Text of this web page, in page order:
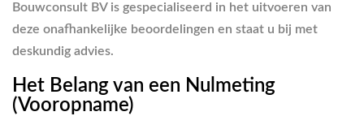
Bouwconsult BV is gespecialiseerd in het uitvoeren van
deze onafhankelijke beoordelingen en staat u bij met
deskundig advies.
Het Belang van een Nulmeting
(Vooropname)